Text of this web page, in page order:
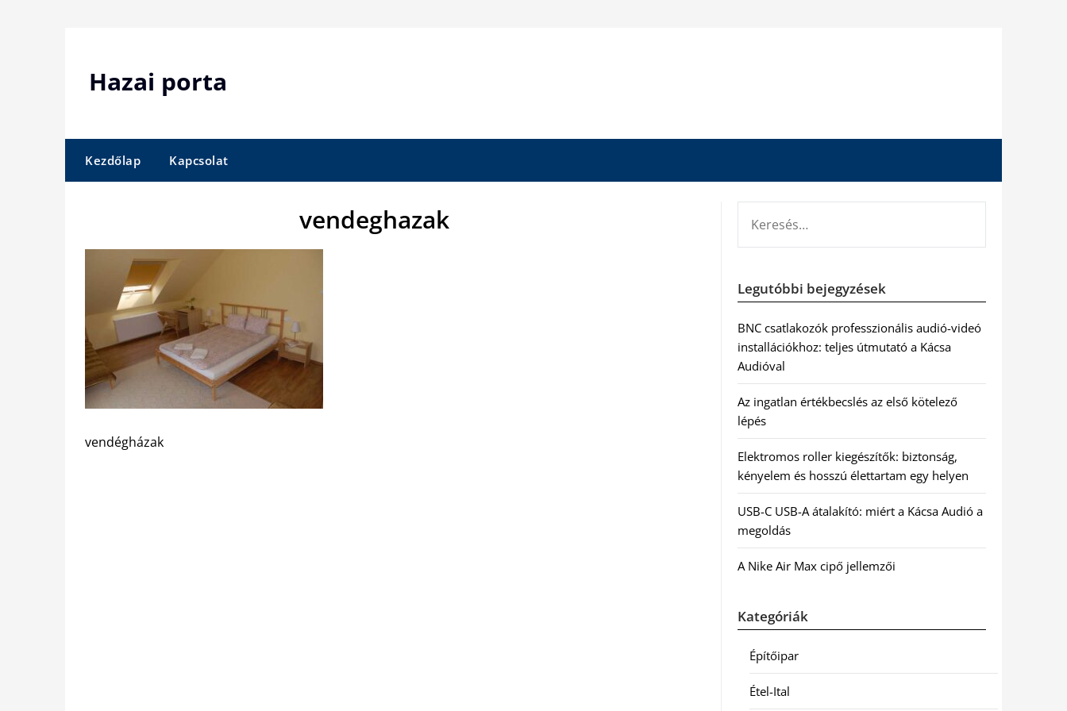
Hazai porta
Kezdőlap Kapcsolat
vendeghazak
vendégházak
Legutóbbi bejegyzések
BNC csatlakozók professzionális audió-videó
installációkhoz: teljes útmutató a Kácsa
Audióval
Az ingatlan értékbecslés az első kötelező
lépés
Elektromos roller kiegészítők: biztonság,
kényelem és hosszú élettartam egy helyen
USB-C USB-A átalakító: miért a Kácsa Audió a
megoldás
A Nike Air Max cipő jellemzői
Kategóriák
Építőipar
Étel-Ital